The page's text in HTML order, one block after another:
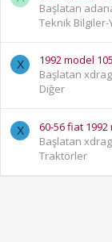
Başlatan
Teknik
X
1992 model
Başlatan
Diğer
X
60-56 fiat 1992
Başlatan
Traktörler